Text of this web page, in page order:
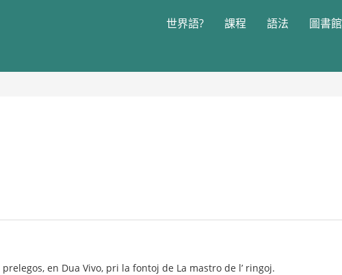
世界語? 課程 語法 圖書館
en Dua Vivo, pri la fontoj de La mastro de l’ ringoj.